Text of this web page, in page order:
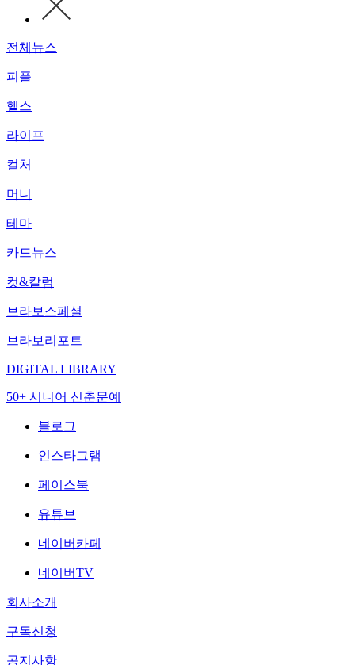
전체뉴스
피플
헬스
라이프
컬처
머니
테마
카드뉴스
컷&칼럼
브라보스페셜
브라보리포트
DIGITAL LIBRARY
50+ 시니어 신춘문예
블로그
인스타그램
페이스북
유튜브
네이버카페
네이버TV
회사소개
구독신청
공지사항